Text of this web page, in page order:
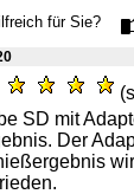
für Sie?
SD mit
Der